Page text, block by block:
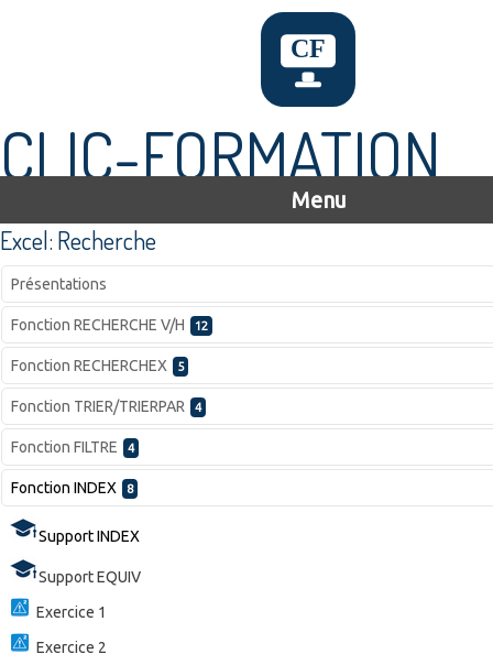
CLIC-FORMATION
Menu
Excel: Recherche
Présentations
Fonction RECHERCHE V/H 12
Fonction RECHERCHEX 5
Fonction TRIER/TRIERPAR 4
Fonction FILTRE 4
Fonction INDEX 8
Support INDEX
Support EQUIV
Exercice 1
Exercice 2